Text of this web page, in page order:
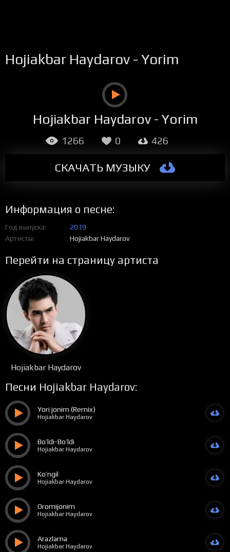
Hojiakbar Haydarov - Yorim
Hojiakbar Haydarov - Yorim
СКАЧАТЬ МУЗЫКУ
1266 0 426
Информация о песне:
Год выпуска
2019
Артисты
Hojiakbar Haydarov
Перейти на страницу артиста
Hojiakbar Haydarov
Песни Hojiakbar Haydarov:
Yori jonim (Remix)
Hojiakbar Haydarov
Bo’ldi-Bo’ldi
Hojiakbar Haydarov
Ko’ngil
Hojiakbar Haydarov
Oromijonim
Hojiakbar Haydarov
Arazlama
Hojiakbar Haydarov